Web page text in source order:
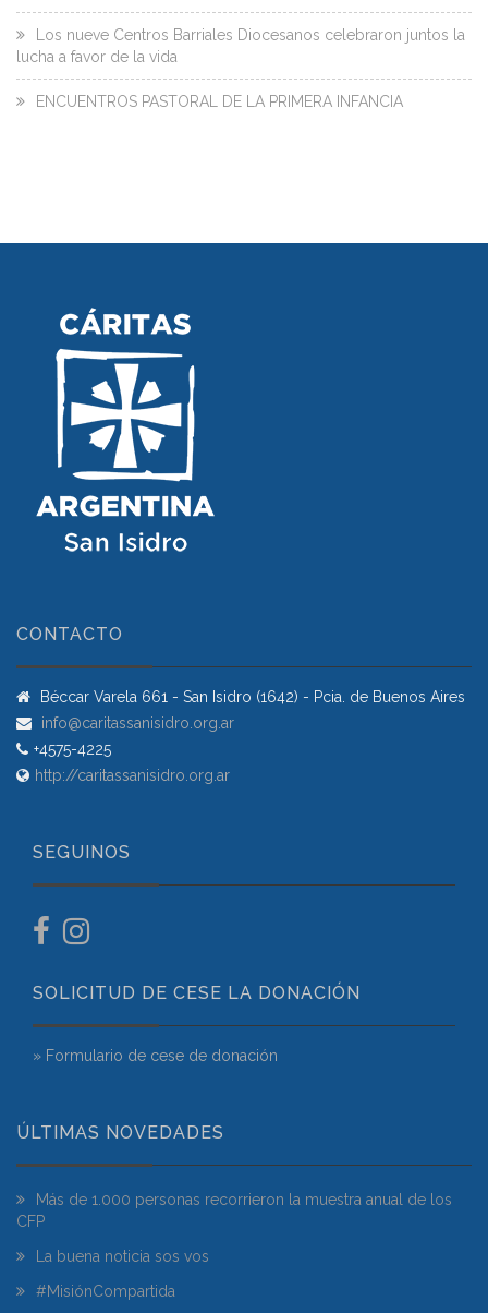
Los nueve Centros Barriales Diocesanos celebraron juntos la
lucha a favor de la vida
ENCUENTROS PASTORAL DE LA PRIMERA INFANCIA
CONTACTO
Béccar Varela 661 - San Isidro (1642) - Pcia. de Buenos Aires
info@caritassanisidro.org.ar
+4575-4225
http://caritassanisidro.org.ar
SEGUINOS
SOLICITUD DE CESE LA DONACIÓN
» Formulario de cese de donación
ÚLTIMAS NOVEDADES
Más de 1.000 personas recorrieron la muestra anual de los
CFP
La buena noticia sos vos
#MisiónCompartida